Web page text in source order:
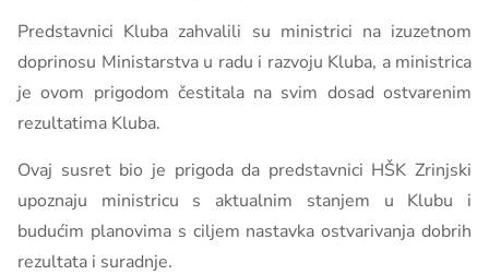
Predstavnici Kluba zahvalili su ministrici na izuzetnom
doprinosu Ministarstva u radu i razvoju Kluba, a ministrica
je ovom prigodom čestitala na svim dosad ostvarenim
rezultatima Kluba.
Ovaj susret bio je prigoda da predstavnici HŠK Zrinjski
upoznaju ministricu s aktualnim stanjem u Klubu i
budućim planovima s ciljem nastavka ostvarivanja dobrih
rezultata i suradnje.